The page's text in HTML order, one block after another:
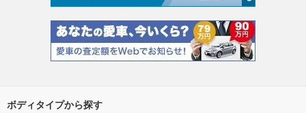
ボディタイプから探す